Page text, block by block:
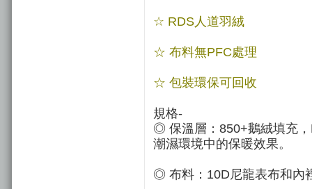
☆ RDS人道羽絨
☆ 布料無PFC處理
☆ 包裝環保可回收
規格-
◎ 保溫層：850+鵝絨填充
潮濕環境中的保暖效果。
◎ 布料：10D尼龍表布和內